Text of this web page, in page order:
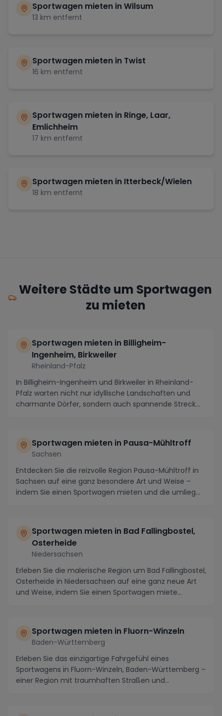
Sportwagen mieten inWilsum
13 km entfernt
Sportwagen mieten in Twist
16 km entfernt
Sportwagen mieten in Ringe, Laar,
Emlichheim
17 km entfernt
Sportwagen mieten in Itterbeck/Wielen
18 km entfernt
Weitere Städte um Sportwagen
zu mieten
Sportwagen mieten in Billigheim-
Ingenheim, Birkweiler
Rheinland-Pfalz
In Billigheim-Ingenheim und Birkweiler in Rheinland-
Pfalz warten nicht nur idyllische Landschaften und
charmante Dörfer, sondern auch spannende Streck...
Sportwagen mieten in Pausa-Mühltroff
Sachsen
Entdecken Sie die reizvolle Region Pausa-Mühltroff in
Sachsen auf eine ganz besondere Art und Weise –
indem Sie einen Sportwagen mieten und die umlieg...
Sportwagen mieten in Bad Fallingbostel,
Osterheide
Niedersachsen
Erleben Sie die malerische Region um Bad Fallingbostel,
Osterheide in Niedersachsen auf eine ganz neue Art
und Weise, indem Sie einen Sportwagen miete...
Sportwagen mieten in Fluorn-Winzeln
Baden-Württemberg
Erleben Sie das einzigartige Fahrgefühl eines
Sportwagens in Fluorn-Winzeln, Baden-Württemberg –
einer Region mit traumhaften Straßen und